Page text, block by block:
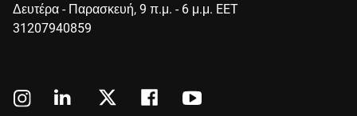
Δευτέρα - Παρασκευή, 9 π.μ. - 6 μ.μ. EET
31207940859